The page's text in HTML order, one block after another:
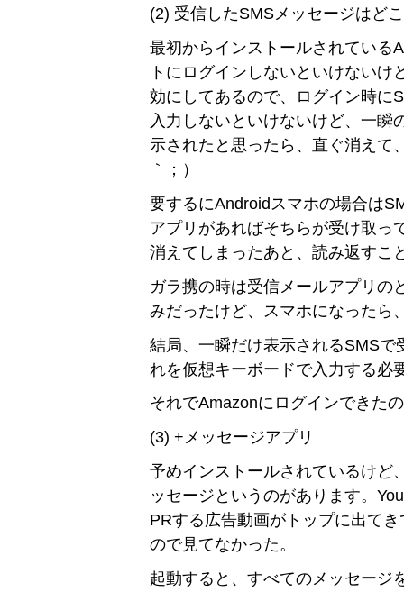
(2) 受信したSMSメッセージはど
最初からインストールされている
トにログインしないといけない
効にしてあるので、ログイン時に
入力しないといけないけど、一瞬
示されたと思ったら、直ぐ消えて
｀；）
要するにAndroidスマホの場合は
アプリがあればそちらが受け取っ
消えてしまったあと、読み返すこ
ガラ携の時は受信メールアプリの
みだったけど、スマホになったら
結局、一瞬だけ表示されるSMS
れを仮想キーボードで入力する必
それでAmazonにログインできた
(3) +メッセージアプリ
予めインストールされているけど
ッセージというのがあります。
PRする広告動画がトップに出て
ので見てなかった。
起動すると、すべてのメッセージ